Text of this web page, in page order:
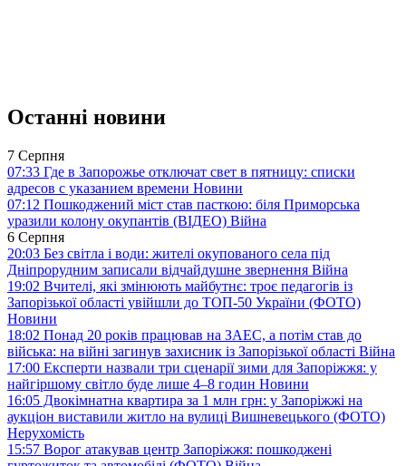
Останні новини
7 Серпня
07:33 Где в Запорожье отключат свет в пятницу: списки
адресов с указанием времени Новини
07:12 Пошкоджений міст став пасткою: біля Приморська
уразили колону окупантів (ВІДЕО) Війна
6 Серпня
20:03 Без світла і води: жителі окупованого села під
Дніпрорудним записали відчайдушне звернення Війна
19:02 Вчителі, які змінюють майбутнє: троє педагогів із
Запорізької області увійшли до ТОП-50 України (ФОТО)
Новини
18:02 Понад 20 років працював на ЗАЕС, а потім став до
війська: на війні загинув захисник із Запорізької області Війна
17:00 Експерти назвали три сценарії зими для Запоріжжя: у
найгіршому світло буде лише 4–8 годин Новини
16:05 Двокімнатна квартира за 1 млн грн: у Запоріжжі на
аукціон виставили житло на вулиці Вишневецького (ФОТО)
Нерухомість
15:57 Ворог атакував центр Запоріжжя: пошкоджені